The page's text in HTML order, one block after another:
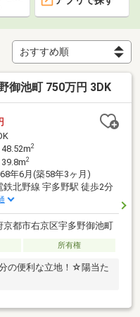
御池町 750万円 3DK
2
2
年6月(築58年3ヶ月)
鉄北野線 宇多野駅 徒歩2分
京都市右京区宇多野御池町
所有権
の便利な立地！☆陽当た